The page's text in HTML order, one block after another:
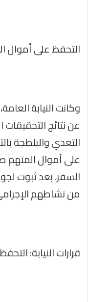
التحفظ على أموال
وكانت النيابة
عن نتائج التحقيقات
التعدي والبلطجة
على أموال المتهم
السفر، بعد ثبوت
من نشاطهم
قرارات النيابة: